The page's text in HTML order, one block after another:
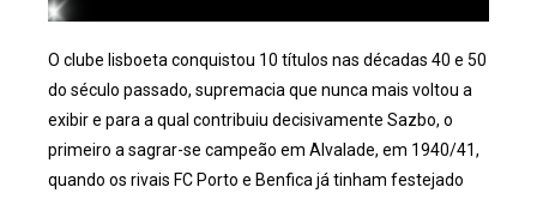
O clube lisboeta conquistou 10 títulos nas décadas 40 e 50
do século passado, supremacia que nunca mais voltou a
exibir e para a qual contribuiu decisivamente Sazbo, o
primeiro a sagrar-se campeão em Alvalade, em 1940/41,
quando os rivais FC Porto e Benfica já tinham festejado